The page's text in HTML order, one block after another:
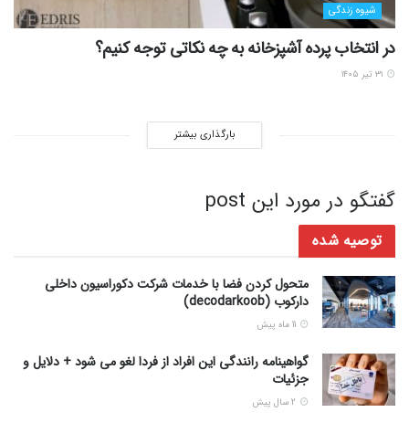
شیوه زندگی
در انتخاب پرده آشپزخانه به چه نکاتی توجه کنیم؟
بارگذاری بیشتر
گفتگو در مورد این post
توصیه شده
متحول کردن فضا با خدمات شرکت دکوراسیون داخلی
دارکوب (decodarkoob)
گواهینامه رانندگی این افراد از فردا لغو می شود + دلایل و
جزئیات